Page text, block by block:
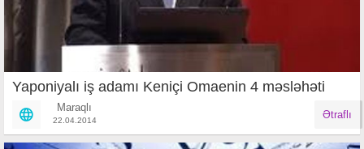
Yaponiyalı iş adamı Keniçi Omaenin 4 məsləhəti
Maraqlı
22.04.2014 Ətraflı